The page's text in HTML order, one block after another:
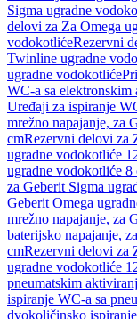
Sigma ugradne
delovi za Za Omega
vodokotlićeRezervni
Twinline ugradne
ugradne vodokotliće
WC-a sa
Uređaji za ispiranje
mrežno napajanje, za
cmRezervni delovi za
ugradne vodokotliće
ugradne vodokotliće 8
za Geberit Sigma
Geberit Omega
mrežno napajanje, za
baterijsko napajanje,
cmRezervni delovi za
ugradne vodokotliće
pneumatskim
ispiranje WC-a sa
dvokoličinsko ispiranje